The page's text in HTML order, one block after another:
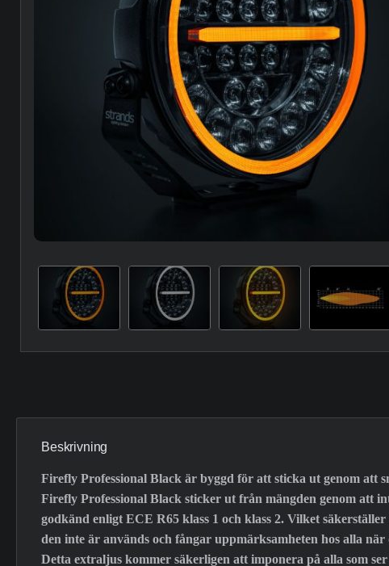
Beskrivning
Firefly Professional Black är byggd för att sticka ut genom att
Firefly Professional Black sticker ut från mängden genom att
godkänd enligt ECE R65 klass 1 och klass 2. Vilket
den inte är används och fångar uppmärksamheten hos alla när
Detta extraljus kommer säkerligen att imponera på alla som